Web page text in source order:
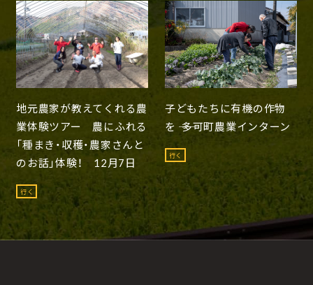
地元農家が教えてくれる農
業体験ツアー 農にふれる
「種まき・収穫・農家さんと
のお話」体験！ 12月7日
行く
子どもたちに有機の作物
を ―― 多可町農業インターン
行く